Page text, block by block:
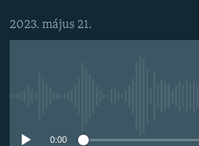
DEMOKRÁCIA
2023. május 21.
0:00